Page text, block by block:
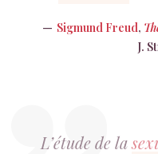
Sigmund Freud,
J.
L’étude de la